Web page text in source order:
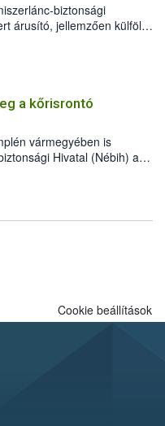
biztonsági
árusító, jellemzően külföldi
Emellett az ilyen
szerek kapcsán
webáruházakból való
a kőrisrontó
vármegyében is
Hivatal (Nébih) a
jelenlétét. A
meg, de már fertőzött
a szlovák
Cookie beállítások